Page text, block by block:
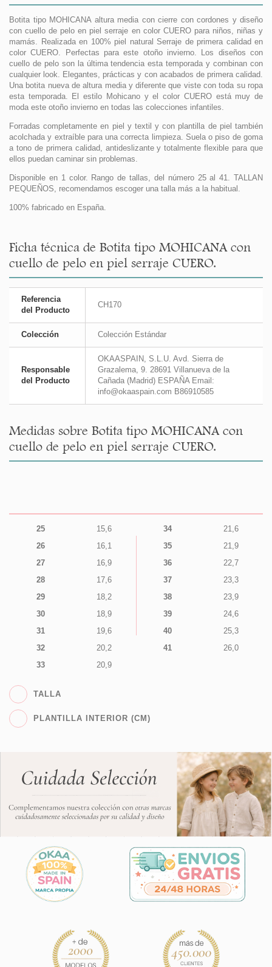
Botita tipo MOHICANA altura media con cierre con cordones y diseño
con cuello de pelo en piel serraje en color CUERO para niños, niñas y
mamás. Realizada en 100% piel natural Serraje de primera calidad en
color CUERO. Perfectas para este otoño invierno. Los diseños con
cuello de pelo son la última tendencia esta temporada y combinan con
cualquier look. Elegantes, prácticas y con acabados de primera calidad.
Una botita nueva de altura media y diferente que viste con toda su ropa
esta temporada. El estilo Mohicano y el color CUERO está muy de
moda este otoño invierno en todas las colecciones infantiles.
Forradas completamente en piel y textil y con plantilla de piel también
acolchada y extraíble para una correcta limpieza. Suela o piso de goma
a tono de primera calidad, antideslizante y totalmente flexible para que
ellos puedan caminar sin problemas.
Disponible en 1 color. Rango de tallas, del número 25 al 41. TALLAN
PEQUEÑOS, recomendamos escoger una talla más a la habitual.
100% fabricado en España.
Ficha técnica de Botita tipo MOHICANA con
cuello de pelo en piel serraje CUERO.
Referencia
del Producto
CH170
Colección Colección Estándar
Responsable
del Producto
OKAASPAIN, S.L.U. Avd. Sierra de
Grazalema, 9. 28691 Villanueva de la
Cañada (Madrid) ESPAÑA Email:
info@okaaspain.com B86910585
Medidas sobre Botita tipo MOHICANA con
cuello de pelo en piel serraje CUERO.
25
15,6
26
16,1
27
16,9
28
17,6
29
18,2
30
18,9
31
19,6
32
20,2
33
20,9
34
21,6
35
21,9
36
22,7
37
23,3
38
23,9
39
24,6
40
25,3
41
26,0
TALLA
PLANTILLA INTERIOR (CM)